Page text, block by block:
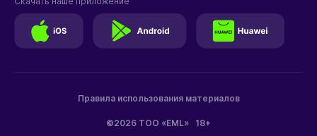
©2026 ТОО «EML» 18+
Правила использования материалов